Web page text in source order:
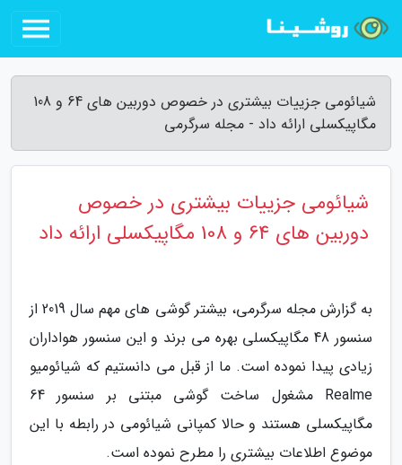
شیائومی جزییات بیشتری در خصوص دوربین های 64 و 108
مگاپیکسلی ارائه داد - مجله سرگرمی
شیائومی جزییات بیشتری در خصوص
دوربین های 64 و 108 مگاپیکسلی ارائه داد
به گزارش مجله سرگرمی، بیشتر گوشی های مهم سال 2019 از
سنسور 48 مگاپیکسلی بهره می برند و این سنسور هواداران
زیادی پیدا نموده است. ما از قبل می دانستیم که شیائومیو
Realme مشغول ساخت گوشی مبتنی بر سنسور 64
مگاپیکسلی هستند و حالا کمپانی شیائومی در رابطه با این
موضوع اطلاعات بیشتری را مطرح نموده است.